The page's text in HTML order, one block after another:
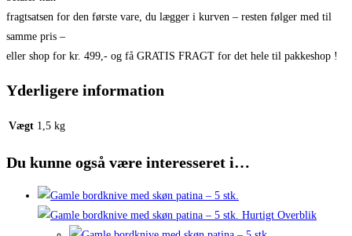
fragtsatsen for den første vare, du lægger i kurven – resten følger med til
samme pris –
eller shop for kr. 499,- og få GRATIS FRAGT for det hele til pakkeshop !
Yderligere information
Vægt 1,5 kg
Du kunne også være interesseret i…
Hurtigt Overblik